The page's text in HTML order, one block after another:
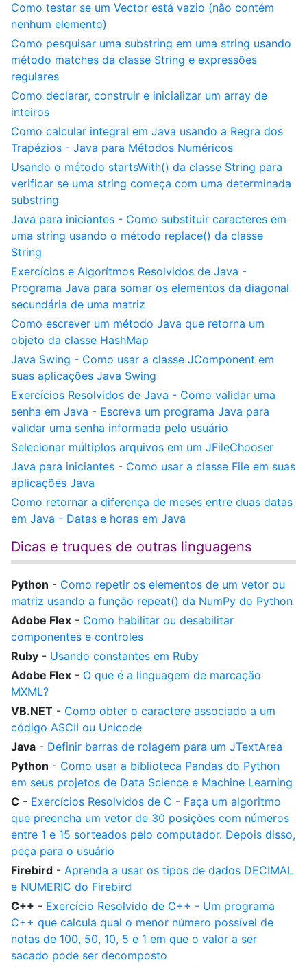
Como testar se um Vector está vazio (não contém
nenhum elemento)
Como pesquisar uma substring em uma string usando
método matches da classe String e expressões
regulares
Como declarar, construir e inicializar um array de
inteiros
Como calcular integral em Java usando a Regra dos
Trapézios - Java para Métodos Numéricos
Usando o método startsWith() da classe String para
verificar se uma string começa com uma determinada
substring
Java para iniciantes - Como substituir caracteres em
uma string usando o método replace() da classe
String
Exercícios e Algorítmos Resolvidos de Java -
Programa Java para somar os elementos da diagonal
secundária de uma matriz
Como escrever um método Java que retorna um
objeto da classe HashMap
Java Swing - Como usar a classe JComponent em
suas aplicações Java Swing
Exercícios Resolvidos de Java - Como validar uma
senha em Java - Escreva um programa Java para
validar uma senha informada pelo usuário
Selecionar múltiplos arquivos em um JFileChooser
Java para iniciantes - Como usar a classe File em suas
aplicações Java
Como retornar a diferença de meses entre duas datas
em Java - Datas e horas em Java
Dicas e truques de outras linguagens
Python - Como repetir os elementos de um vetor ou
matriz usando a função repeat() da NumPy do Python
Adobe Flex - Como habilitar ou desabilitar
componentes e controles
Ruby - Usando constantes em Ruby
Adobe Flex - O que é a linguagem de marcação
MXML?
VB.NET - Como obter o caractere associado a um
código ASCII ou Unicode
Java - Definir barras de rolagem para um JTextArea
Python - Como usar a biblioteca Pandas do Python
em seus projetos de Data Science e Machine Learning
C - Exercícios Resolvidos de C - Faça um algoritmo
que preencha um vetor de 30 posições com números
entre 1 e 15 sorteados pelo computador. Depois disso,
peça para o usuário
Firebird - Aprenda a usar os tipos de dados DECIMAL
e NUMERIC do Firebird
C++ - Exercício Resolvido de C++ - Um programa
C++ que calcula qual o menor número possível de
notas de 100, 50, 10, 5 e 1 em que o valor a ser
sacado pode ser decomposto